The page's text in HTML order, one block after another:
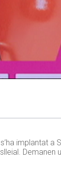
implantat
Demanen